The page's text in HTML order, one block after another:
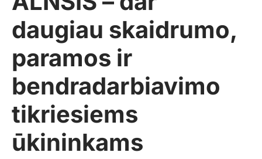
daugiau skaidrumo,
paramos ir
bendradarbiavimo
tikriesiems
ūkininkams